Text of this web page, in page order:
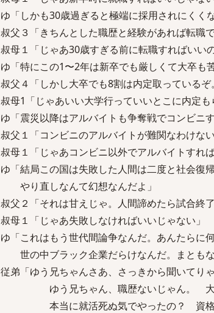
ゆ「しかも30歳過ぎると極端に採用されにくく
叔父３「きちんとした職歴と経験があれば転職
叔母１「じゃあ30歳すぎる前に転職すればいいの
ゆ「特にこの1〜2年は新卒でも厳しくて大卒も
叔父４「しかし大卒でも8割は内定取っているぞ
叔母1「じゃあいい大学行っていいとこに内定も
ゆ「震災以降はアルバイトも争奪戦でコンビニ
叔父１「コンビニのアルバイトが難関なわけな
叔母１「じゃあコンビニ以外でアルバイトすれ
ゆ「結局この国は失敗した人間は二度と社会復
やり直しなんて幻想なんだよ」
叔父２「それは甘えじゃ。人間諦めたら試合終
叔母１「じゃあ失敗しなければいいじゃない」
ゆ「これはもう世代間論争なんだ。あんたらに
世の中ブラック企業だらけなんだ。まともな
従弟「ゆう兄ちゃんさあ、さっきから聞いてり
ゆう兄ちゃん、職歴ないじゃん。 大卒
本当に就活死ぬ気でやったの？ 資格取